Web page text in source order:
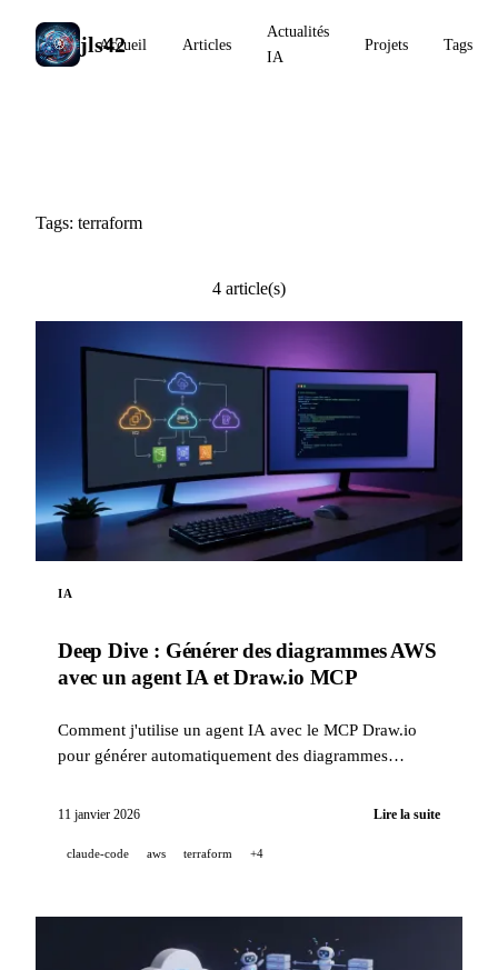
jls42
Accueil Articles
Actualités
IA
Projets Tags
Tags: terraform
4 article(s)
IA
Deep Dive : Générer des diagrammes AWS
avec un agent IA et Draw.io MCP
Comment j'utilise un agent IA avec le MCP Draw.io
pour générer automatiquement des diagrammes
Draw.io.
11 janvier 2026 Lire la suite
claude-code aws terraform +4